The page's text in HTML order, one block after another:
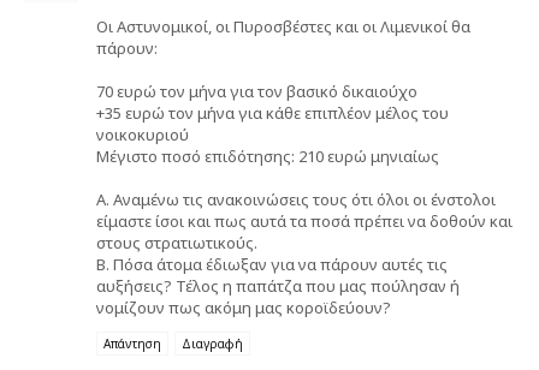
Οι Αστυνομικοί, οι Πυροσβέστες και οι Λιμενικοί θα
πάρουν:
70 ευρώ τον μήνα για τον βασικό δικαιούχο
+35 ευρώ τον μήνα για κάθε επιπλέον μέλος του
νοικοκυριού
Μέγιστο ποσό επιδότησης: 210 ευρώ μηνιαίως
Α. Αναμένω τις ανακοινώσεις τους ότι όλοι οι ένστολοι
είμαστε ίσοι και πως αυτά τα ποσά πρέπει να δοθούν και
στους στρατιωτικούς.
Β. Πόσα άτομα έδιωξαν για να πάρουν αυτές τις
αυξήσεις? Τέλος η παπάτζα που μας πούλησαν ή
νομίζουν πως ακόμη μας κοροϊδεύουν?
Απάντηση Διαγραφή